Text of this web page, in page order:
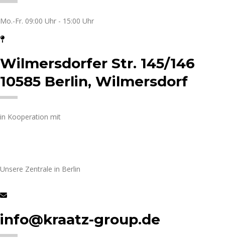
Mo.-Fr. 09:00 Uhr - 15:00 Uhr
Wilmersdorfer Str. 145/146
10585 Berlin, Wilmersdorf
in Kooperation mit
Unsere Zentrale in Berlin
info@kraatz-group.de